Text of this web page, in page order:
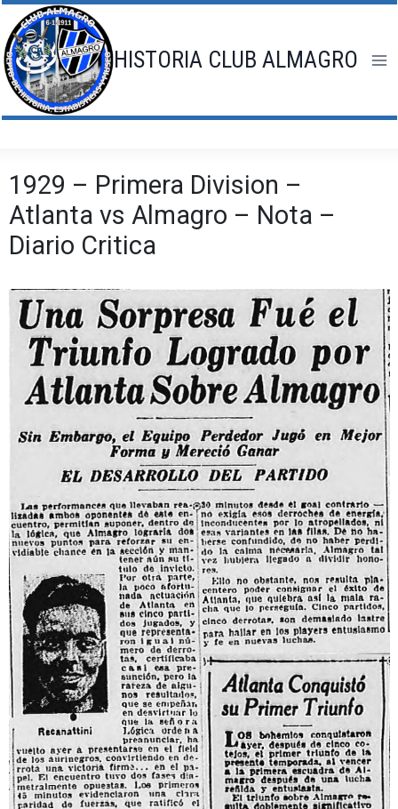
Saltar
al
contenido
HISTORIA CLUB ALMAGRO
1929 – Primera Division –
Atlanta vs Almagro – Nota –
Diario Critica